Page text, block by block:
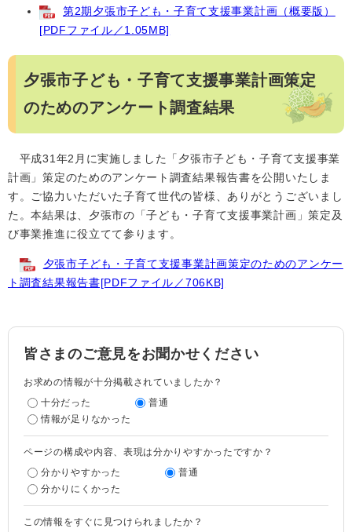
第2期夕張市子ども・子育て支援事業計画（概要版）
[PDFファイル／1.05MB]
夕張市子ども・子育て支援事業計画策定
のためのアンケート調査結果
平成31年2月に実施しました「夕張市子ども・子育て支援事業
計画」策定のためのアンケート調査結果報告書を公開いたしま
す。ご協力いただいた子育て世代の皆様、ありがとうございまし
た。本結果は、夕張市の「子ども・子育て支援事業計画」策定及
び事業推進に役立てて参ります。
夕張市子ども・子育て支援事業計画策定のためのアンケー
ト調査結果報告書[PDFファイル／706KB]
皆さまのご意見をお聞かせください
お求めの情報が十分掲載されていましたか？
十分だった
普通
情報が足りなかった
ページの構成や内容、表現は分かりやすかったですか？
分かりやすかった
普通
分かりにくかった
この情報をすぐに見つけられましたか？